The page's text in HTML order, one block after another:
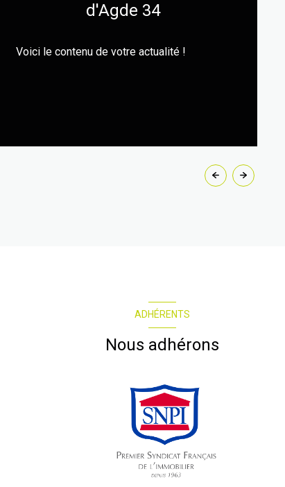
d'Agde 34
Voici le contenu de votre actualité !
ADHÉRENTS
Nous adhérons